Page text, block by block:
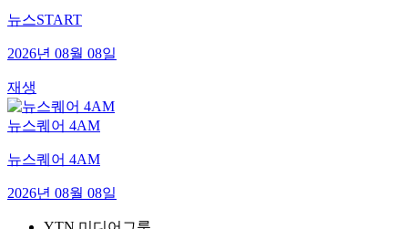
뉴스START
2026년 08월 08일
재생
뉴스퀘어 4AM
뉴스퀘어 4AM
2026년 08월 08일